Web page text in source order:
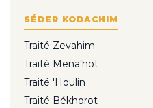
SÉDER KODACHIM
Traité Zevahim
Traité Mena'hot
Traité 'Houlin
Traité Békhorot